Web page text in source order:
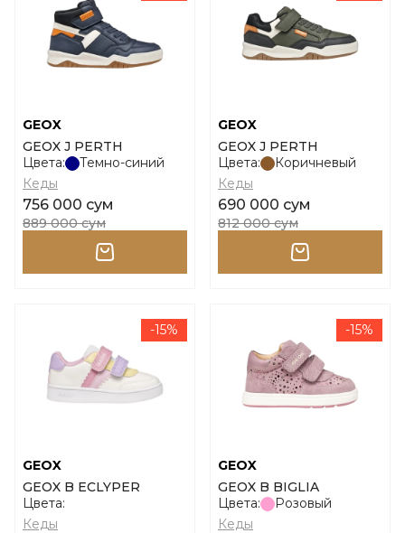
GEOX
GEOX J PERTH
Цвета:
Темно-синий
Кеды
756 000 сум
889 000 сум
GEOX
GEOX J PERTH
Цвета:
Коричневый
Кеды
690 000 сум
812 000 сум
-15%
GEOX
GEOX B ECLYPER
Цвета:
Кеды
-15%
GEOX
GEOX B BIGLIA
Цвета:
Розовый
Кеды